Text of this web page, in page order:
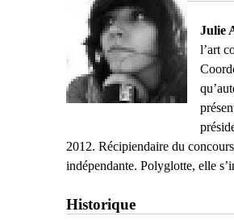
Julie
l’art
2012. Récipiendaire du
indépendante. Polyglotte, elle
Historique